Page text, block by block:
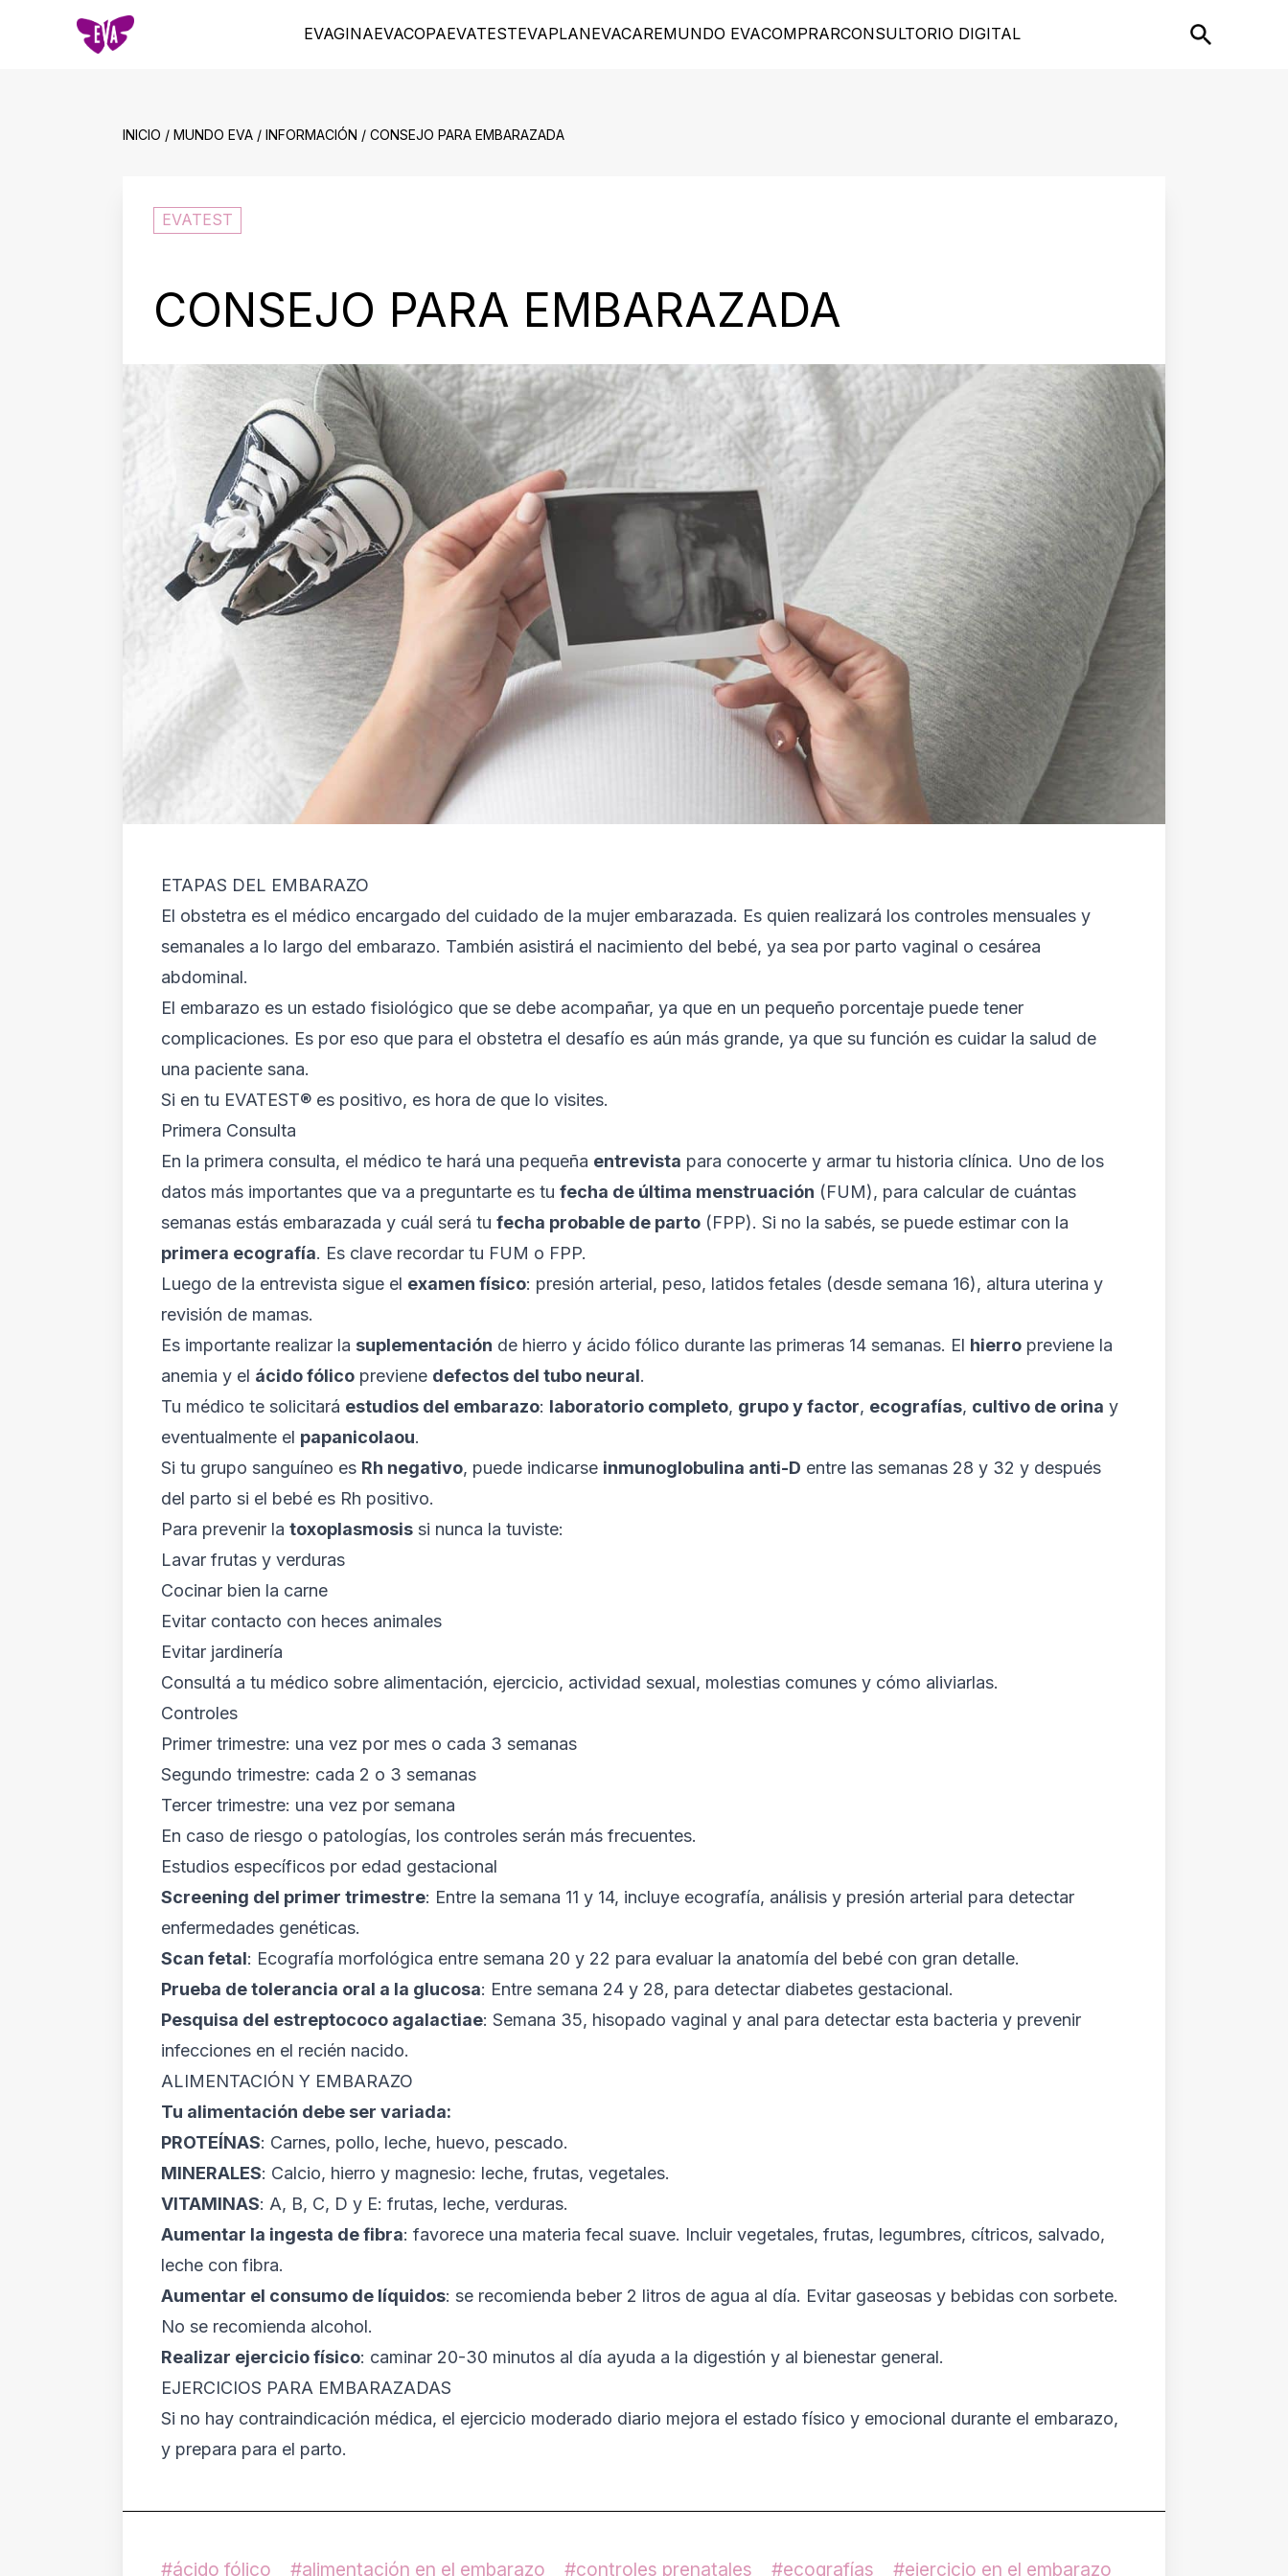
EVAGINAEVACOPAEVATESTEVAPLANEVACAREMUNDO EVACOMPRARCONSULTORIO DIGITAL
INICIO / MUNDO EVA / INFORMACIÓN / CONSEJO PARA EMBARAZADA
EVATEST
CONSEJO PARA EMBARAZADA
ETAPAS DEL EMBARAZO
El obstetra es el médico encargado del cuidado de la mujer embarazada. Es quien realizará los controles mensuales y
semanales a lo largo del embarazo. También asistirá el nacimiento del bebé, ya sea por parto vaginal o cesárea
abdominal.
El embarazo es un estado fisiológico que se debe acompañar, ya que en un pequeño porcentaje puede tener
complicaciones. Es por eso que para el obstetra el desafío es aún más grande, ya que su función es cuidar la salud de
una paciente sana.
Si en tu EVATEST® es positivo, es hora de que lo visites.
Primera Consulta
En la primera consulta, el médico te hará una pequeña entrevista para conocerte y armar tu historia clínica. Uno de los
datos más importantes que va a preguntarte es tu fecha de última menstruación (FUM), para calcular de cuántas
semanas estás embarazada y cuál será tu fecha probable de parto (FPP). Si no la sabés, se puede estimar con la
primera ecografía. Es clave recordar tu FUM o FPP.
Luego de la entrevista sigue el examen físico: presión arterial, peso, latidos fetales (desde semana 16), altura uterina y
revisión de mamas.
Es importante realizar la suplementación de hierro y ácido fólico durante las primeras 14 semanas. El hierro previene la
anemia y el ácido fólico previene defectos del tubo neural.
Tu médico te solicitará estudios del embarazo: laboratorio completo, grupo y factor, ecografías, cultivo de orina y
eventualmente el papanicolaou.
Si tu grupo sanguíneo es Rh negativo, puede indicarse inmunoglobulina anti-D entre las semanas 28 y 32 y después
del parto si el bebé es Rh positivo.
Para prevenir la toxoplasmosis si nunca la tuviste:
Lavar frutas y verduras
Cocinar bien la carne
Evitar contacto con heces animales
Evitar jardinería
Consultá a tu médico sobre alimentación, ejercicio, actividad sexual, molestias comunes y cómo aliviarlas.
Controles
Primer trimestre: una vez por mes o cada 3 semanas
Segundo trimestre: cada 2 o 3 semanas
Tercer trimestre: una vez por semana
En caso de riesgo o patologías, los controles serán más frecuentes.
Estudios específicos por edad gestacional
Screening del primer trimestre: Entre la semana 11 y 14, incluye ecografía, análisis y presión arterial para detectar
enfermedades genéticas.
Scan fetal: Ecografía morfológica entre semana 20 y 22 para evaluar la anatomía del bebé con gran detalle.
Prueba de tolerancia oral a la glucosa: Entre semana 24 y 28, para detectar diabetes gestacional.
Pesquisa del estreptococo agalactiae: Semana 35, hisopado vaginal y anal para detectar esta bacteria y prevenir
infecciones en el recién nacido.
ALIMENTACIÓN Y EMBARAZO
Tu alimentación debe ser variada:
PROTEÍNAS: Carnes, pollo, leche, huevo, pescado.
MINERALES: Calcio, hierro y magnesio: leche, frutas, vegetales.
VITAMINAS: A, B, C, D y E: frutas, leche, verduras.
Aumentar la ingesta de fibra: favorece una materia fecal suave. Incluir vegetales, frutas, legumbres, cítricos, salvado,
leche con fibra.
Aumentar el consumo de líquidos: se recomienda beber 2 litros de agua al día. Evitar gaseosas y bebidas con sorbete.
No se recomienda alcohol.
Realizar ejercicio físico: caminar 20-30 minutos al día ayuda a la digestión y al bienestar general.
EJERCICIOS PARA EMBARAZADAS
Si no hay contraindicación médica, el ejercicio moderado diario mejora el estado físico y emocional durante el embarazo,
y prepara para el parto.
ácido fólico alimentación en el embarazo controles prenatales ecografías
ejercicio en el embarazo